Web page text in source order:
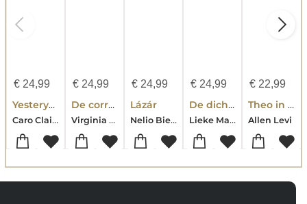
€24,99
Yesteryear
Caro Claire Burke
€24,99
De correspondente
Virginia Evans
€ 24,99
Lázár
Nelio Biedermann
€ 24,99
De dichter en de duivel
Lieke Marsman
€ 22,99
Theo in Golden
Allen Levi